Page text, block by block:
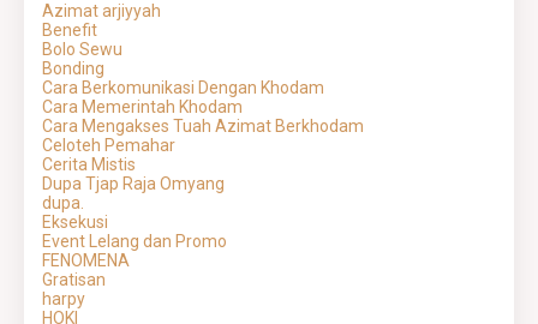
Azimat arjiyyah
Benefit
Bolo Sewu
Bonding
Cara Berkomunikasi Dengan Khodam
Cara Memerintah Khodam
Cara Mengakses Tuah Azimat Berkhodam
Celoteh Pemahar
Cerita Mistis
Dupa Tjap Raja Omyang
dupa.
Eksekusi
Event Lelang dan Promo
FENOMENA
Gratisan
harpy
HOKI